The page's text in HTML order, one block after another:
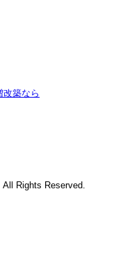
改築なら
Rights Reserved.